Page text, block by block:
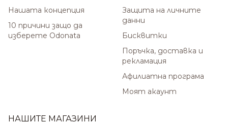
Нашата концепция
10 причини защо да
изберете Odonata
Защита на личните
данни
Бисквитки
Поръчка, доставка и
рекламация
Афилиатна програма
Моят акаунт
НАШИТЕ МАГАЗИНИ